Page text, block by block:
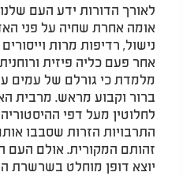
לאורך הדורות ידע העם
אומה אחרת שחיה על פני
נישול, רדיפות מרות
אחר פעם כליה פיזית
מלמדת כי גורלם של עמים
ברור וקבוע מראש. מרבית
לחלוטין מעל דפי
התרבויות הזרות שסבבו
זהותם המקורית. אולם העם
יוצא דופן מוחלט בשרשרת